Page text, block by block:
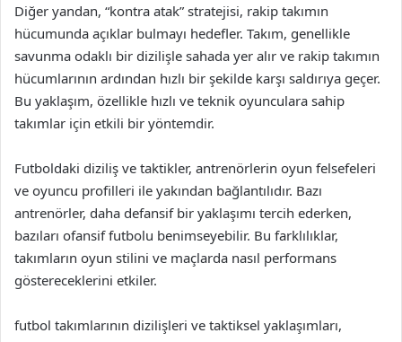
Diğer yandan, “kontra atak” stratejisi, rakip takımın
hücumunda açıklar bulmayı hedefler. Takım, genellikle
savunma odaklı bir dizilişle sahada yer alır ve rakip takımın
hücumlarının ardından hızlı bir şekilde karşı saldırıya geçer.
Bu yaklaşım, özellikle hızlı ve teknik oyunculara sahip
takımlar için etkili bir yöntemdir.
Futboldaki diziliş ve taktikler, antrenörlerin oyun felsefeleri
ve oyuncu profilleri ile yakından bağlantılıdır. Bazı
antrenörler, daha defansif bir yaklaşımı tercih ederken,
bazıları ofansif futbolu benimseyebilir. Bu farklılıklar,
takımların oyun stilini ve maçlarda nasıl performans
göstereceklerini etkiler.
futbol takımlarının dizilişleri ve taktiksel yaklaşımları,